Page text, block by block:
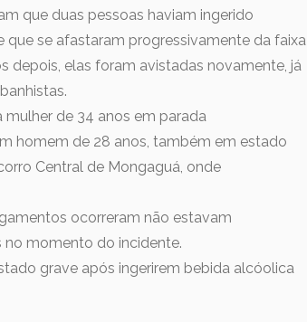
que duas pessoas haviam ingerido
se afastaram progressivamente da faixa
depois, elas foram avistadas novamente, já
mulher de 34 anos em parada
homem de 28 anos, também em estado
Central de Mongaguá, onde
ocorreram não estavam
no momento do incidente.
grave após ingerirem bebida alcóolica